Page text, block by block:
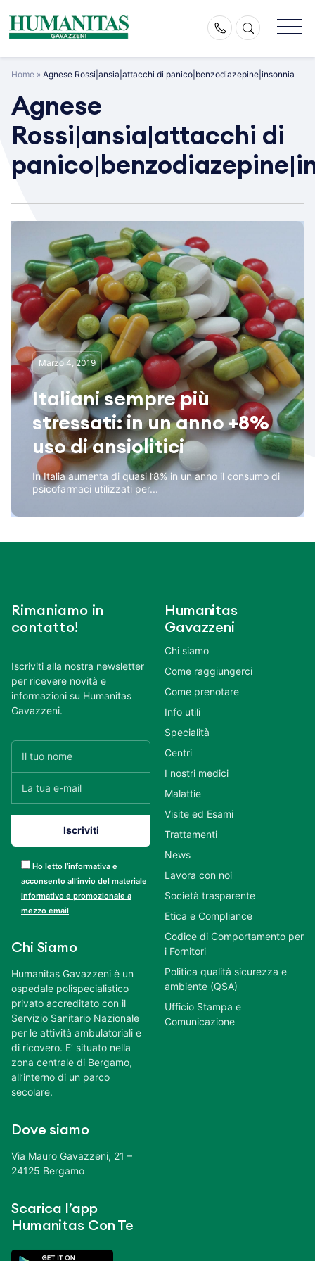
content
Home » Agnese Rossi|ansia|attacchi di panico|benzodiazepine|insonnia
Agnese
Rossi|ansia|attacchi di
Marzo 4, 2019
Italiani sempre più
stressati: in un anno +8%
uso di ansiolitici
In Italia aumenta di quasi l’8% in un anno il consumo di
psicofarmaci utilizzati per...
Rimaniamo in
contatto!
Iscriviti alla nostra newsletter
per ricevere novità e
informazioni su Humanitas
Gavazzeni.
Ho letto l’informativa e
acconsento all’invio del materiale
informativo e promozionale a
mezzo email
Chi Siamo
Humanitas Gavazzeni è un
ospedale polispecialistico
privato accreditato con il
Servizio Sanitario Nazionale
per le attività ambulatoriali e
di ricovero. E’ situato nella
zona centrale di Bergamo,
all’interno di un parco
secolare.
Dove siamo
Via Mauro Gavazzeni, 21 –
24125 Bergamo
Scarica l’app
Humanitas Con Te
Humanitas
Gavazzeni
Chi siamo
Come raggiungerci
Come prenotare
Info utili
Specialità
Centri
I nostri medici
Malattie
Visite ed Esami
Trattamenti
News
Lavora con noi
Società trasparente
Etica e Compliance
Codice di Comportamento per
i Fornitori
Politica qualità sicurezza e
ambiente (QSA)
Ufficio Stampa e
Comunicazione